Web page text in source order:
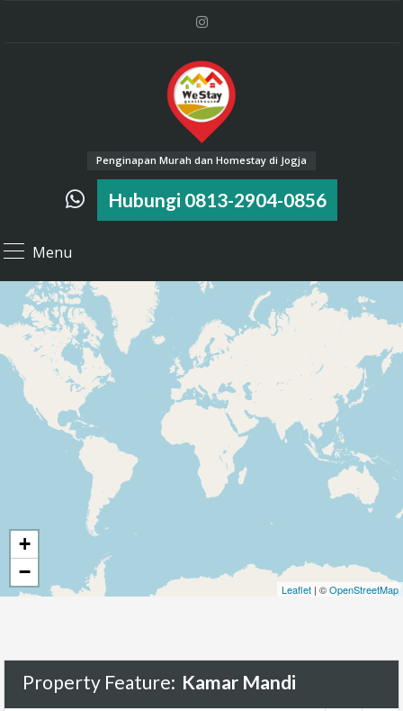
Penginapan Murah dan Homestay di Jogja
Hubungi 0813-2904-0856
Menu
+
−
Leaflet | ©OpenStreetMap
Property Feature: Kamar Mandi